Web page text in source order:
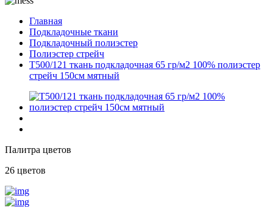
Главная
Подкладочные ткани
Подкладочный полиэстер
Полиэстер стрейч
T500/121 ткань подкладочная 65 гр/м2 100% полиэстер
стрейч 150см мятный
Палитра цветов
26 цветов